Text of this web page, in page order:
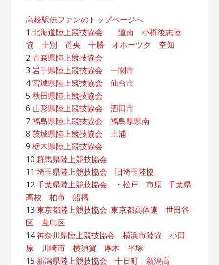
高校駅伝ファンのトップページへ
1北海道陸上競技協会 道南
小樽後志陸
協
士別 道央 十勝 オホーツク
空知
2青森県陸上競技協会
3岩手県陸上競技協会
一関市
4宮城県陸上競技協会
仙台市
5秋田県陸上競技協会
6 山形県陸上競技協会
酒田市
7福島県陸上競技協会
福島県県南
8茨城県陸上競技協会
土浦
9栃木県陸上競技協会
10群馬県陸上競技協会
11埼玉県陸上競技協会
旧埼玉陸協
12千葉県陸上競技協会 ・松戸 市原 千葉県
高校
柏市
船橋
13東京都陸上競技協会 東京都高体連
世田谷
区
豊島区
14神奈川県陸上競技協会 横浜市陸協
小田
原
川崎市 横須賀 厚木
平塚
15 新潟県陸上競技協会 十日町
新潟高